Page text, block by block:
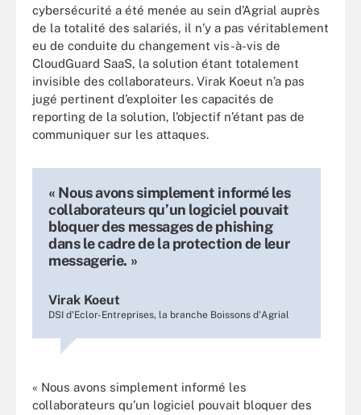
cybersécurité a été menée au sein d’Agrial auprès
de la totalité des salariés, il n’y a pas véritablement
eu de conduite du changement vis-à-vis de
CloudGuard SaaS, la solution étant totalement
invisible des collaborateurs. Virak Koeut n’a pas
jugé pertinent d’exploiter les capacités de
reporting de la solution, l’objectif n’étant pas de
communiquer sur les attaques.
« Nous avons simplement informé les
collaborateurs qu’un logiciel pouvait
bloquer des messages de phishing
dans le cadre de la protection de leur
messagerie. »
Virak Koeut
DSI d'Eclor-Entreprises, la branche Boissons d'Agrial
« Nous avons simplement informé les
collaborateurs qu’un logiciel pouvait bloquer des